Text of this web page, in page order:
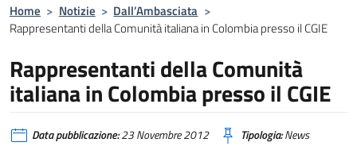
Home > Notizie > Dall’Ambasciata >
Rappresentanti della Comunità italiana in Colombia presso il CGIE
Rappresentanti della Comunità
italiana in Colombia presso il CGIE
Data pubblicazione:23 Novembre 2012 Tipologia:News